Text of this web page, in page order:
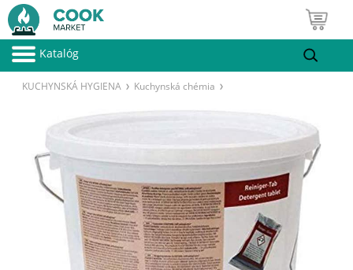
Katalóg
KUCHYNSKÁ HYGIENA Kuchynská chémia